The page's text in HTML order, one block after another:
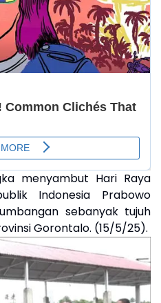
menyambut Hari Raya
Indonesia Prabowo
sebanyak tujuh
Gorontalo. (15/5/25).